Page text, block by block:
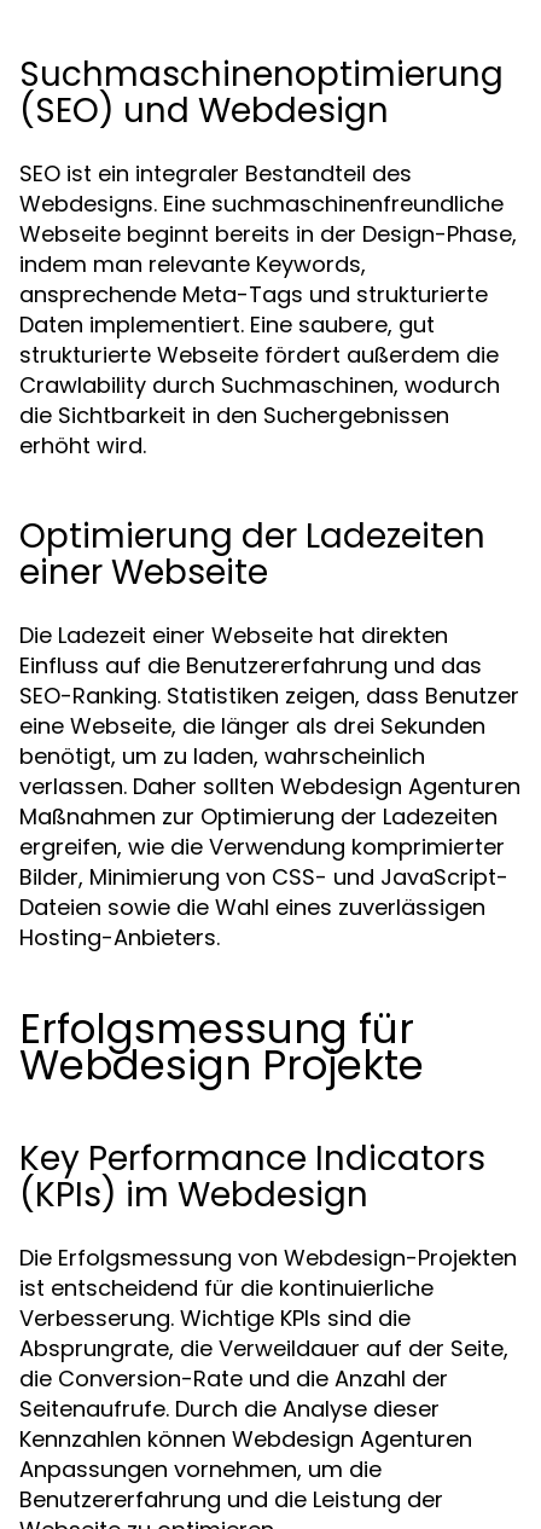
Suchmaschinenoptimierung
(SEO) und Webdesign
SEO ist ein integraler Bestandteil des
Webdesigns. Eine suchmaschinenfreundliche
Webseite beginnt bereits in der Design-Phase,
indem man relevante Keywords,
ansprechende Meta-Tags und strukturierte
Daten implementiert. Eine saubere, gut
strukturierte Webseite fördert außerdem die
Crawlability durch Suchmaschinen, wodurch
die Sichtbarkeit in den Suchergebnissen
erhöht wird.
Optimierung der Ladezeiten
einer Webseite
Die Ladezeit einer Webseite hat direkten
Einfluss auf die Benutzererfahrung und das
SEO-Ranking. Statistiken zeigen, dass Benutzer
eine Webseite, die länger als drei Sekunden
benötigt, um zu laden, wahrscheinlich
verlassen. Daher sollten Webdesign Agenturen
Maßnahmen zur Optimierung der Ladezeiten
ergreifen, wie die Verwendung komprimierter
Bilder, Minimierung von CSS- und JavaScript-
Dateien sowie die Wahl eines zuverlässigen
Hosting-Anbieters.
Erfolgsmessung für
Webdesign Projekte
Key Performance Indicators
(KPIs) im Webdesign
Die Erfolgsmessung von Webdesign-Projekten
ist entscheidend für die kontinuierliche
Verbesserung. Wichtige KPIs sind die
Absprungrate, die Verweildauer auf der Seite,
die Conversion-Rate und die Anzahl der
Seitenaufrufe. Durch die Analyse dieser
Kennzahlen können Webdesign Agenturen
Anpassungen vornehmen, um die
Benutzererfahrung und die Leistung der